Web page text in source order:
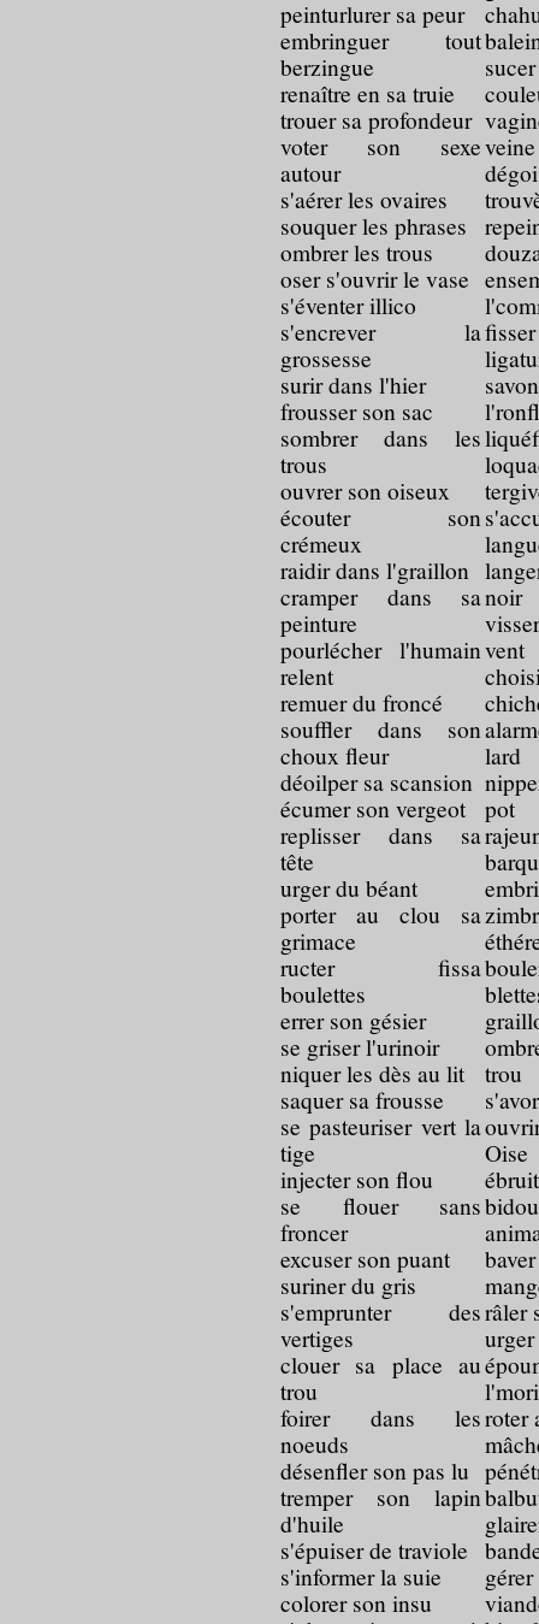
peinturlurer sa peur
embringuer tout
berzingue
renaître en sa truie
trouer sa profondeur
voter son sexe
autour
s'aérer les ovaires
souquer les phrases
ombrer les trous
oser s'ouvrir le vase
s'éventer illico
s'encrever la
grossesse
surir dans l'hier
frousser son sac
sombrer dans les
trous
ouvrer son oiseux
écouter son
crémeux
raidir dans l'graillon
cramper dans sa
peinture
pourlécher l'humain
relent
remuer du froncé
souffler dans son
choux fleur
déoilper sa scansion
écumer son vergeot
replisser dans sa
tête
urger du béant
porter au clou sa
grimace
ructer fissa
boulettes
errer son gésier
se griser l'urinoir
niquer les dès au lit
saquer sa frousse
se pasteuriser vert la
tige
injecter son flou
se flouer sans
froncer
excuser son puant
suriner du gris
s'emprunter des
vertiges
clouer sa place au
trou
foirer dans les
noeuds
désenfler son pas lu
tremper son lapin
d'huile
s'épuiser de traviole
s'informer la suie
colorer son insu
noir
vent
lard
pot
trou
Oise
râler
roter